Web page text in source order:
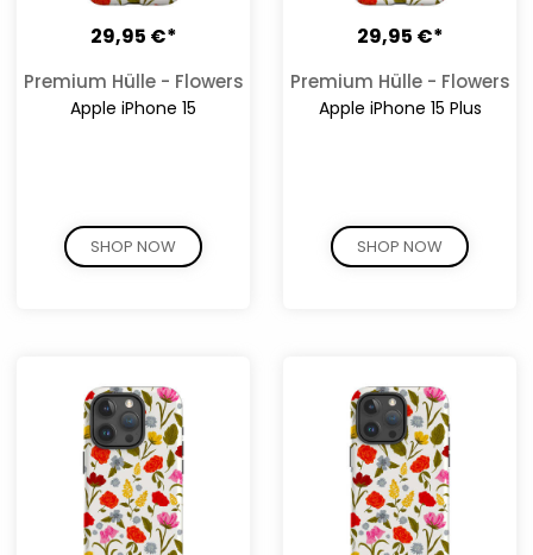
29,95 €*
Premium Hülle - Flowers
Apple iPhone 15
SHOP NOW
29,95 €*
Premium Hülle - Flowers
Apple iPhone 15 Plus
SHOP NOW